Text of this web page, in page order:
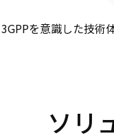
を意識した技
ソリ